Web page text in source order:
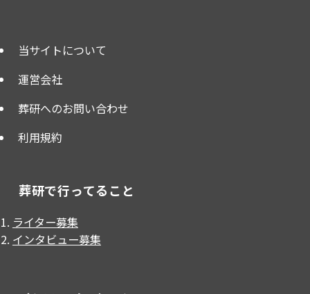
当サイトについて
運営会社
葬研へのお問い合わせ
利用規約
葬研で行ってること
ライター募集
インタビュー募集